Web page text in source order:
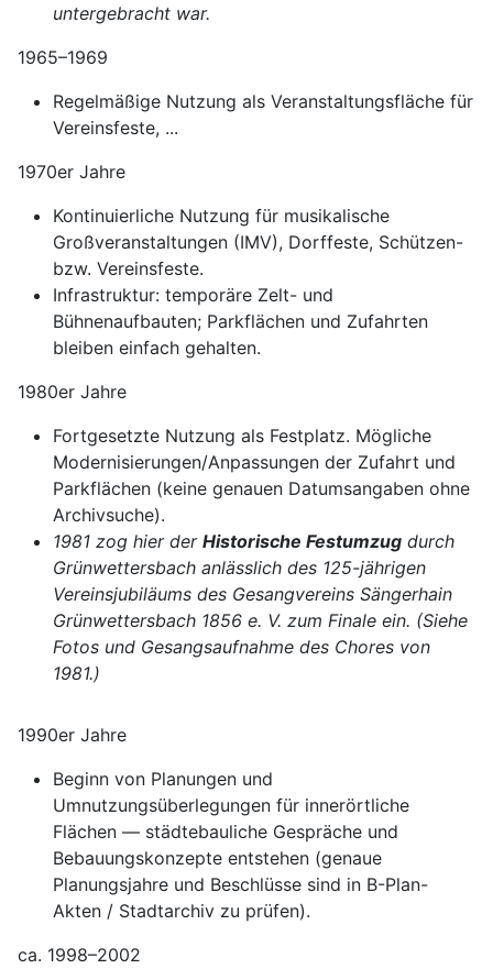
untergebracht war.
1965–1969
Regelmäßige Nutzung als Veranstaltungsfläche für
Vereinsfeste, ...
1970er Jahre
Kontinuierliche Nutzung für musikalische
Großveranstaltungen (IMV), Dorffeste, Schützen-
bzw. Vereinsfeste.
Infrastruktur: temporäre Zelt- und
Bühnenaufbauten; Parkflächen und Zufahrten
bleiben einfach gehalten.
1980er Jahre
Fortgesetzte Nutzung als Festplatz. Mögliche
Modernisierungen/Anpassungen der Zufahrt und
Parkflächen (keine genauen Datumsangaben ohne
Archivsuche).
1981 zog hier der Historische Festumzug durch
Grünwettersbach anlässlich des 125-jährigen
Vereinsjubiläums des Gesangvereins Sängerhain
Grünwettersbach 1856 e. V. zum Finale ein. (Siehe
Fotos und Gesangsaufnahme des Chores von
1981.)
1990er Jahre
Beginn von Planungen und
Umnutzungsüberlegungen für innerörtliche
Flächen — städtebauliche Gespräche und
Bebauungskonzepte entstehen (genaue
Planungsjahre und Beschlüsse sind in B-Plan-
Akten / Stadtarchiv zu prüfen).
ca. 1998–2002